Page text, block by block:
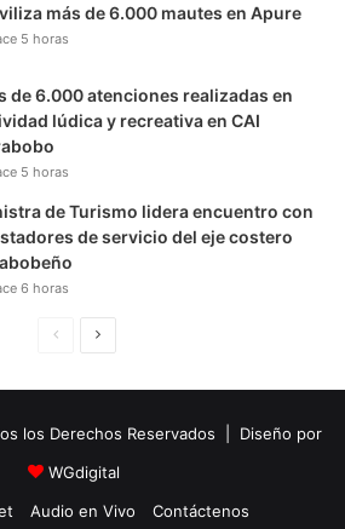
más de 6.000 mautes en Apure
5 horas
de 6.000 atenciones realizadas en
lúdica y recreativa en CAI
5 horas
de Turismo lidera encuentro con
de servicio del eje costero
6 horas
i
n
a
u
i
e
los Derechos Reservados | Diseño por
WGdigital
Audio en Vivo Contáctenos